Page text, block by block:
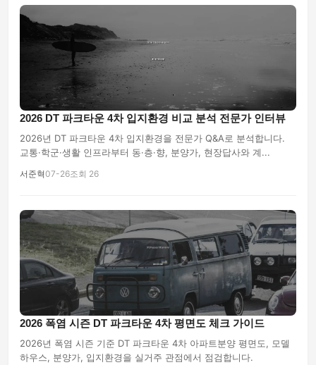
2026 DT 파크타운 4차 입지환경 비교 분석 전문가 인터뷰
2026년 DT 파크타운 4차 입지환경을 전문가 Q&A로 분석합니다.
교통·학군·생활 인프라부터 동·층·향, 분양가, 현장답사와 계...
서준혁07-26조회 26
2026 폭염 시즌 DT 파크타운 4차 평면도 체크 가이드
2026년 폭염 시즌 기준 DT 파크타운 4차 아파트분양 평면도, 모델
하우스, 분양가, 입지환경을 실거주 관점에서 점검합니다.